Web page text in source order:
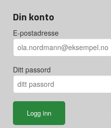
Din konto
E-postadresse
Ditt passord